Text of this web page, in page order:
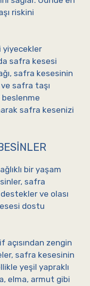
riskini
yiyecekler
safra kesesi
safra kesesinin
safra taşı
safra kesenizi
bir yaşam
safra
ve olası
dostu
açısından zengin
safra kesesinin
yeşil yapraklı
elma, armut gibi